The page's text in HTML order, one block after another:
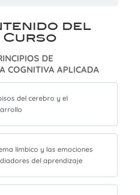
del
Curso
DE
COGNITIVA APLICADA
del cerebro y el
límbico y las emociones
del aprendizaje